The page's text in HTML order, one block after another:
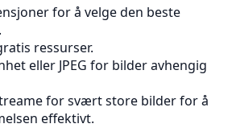
for å velge den beste
ressurser.
eller JPEG for bilder avhengig
for svært store bilder for å
effektivt.